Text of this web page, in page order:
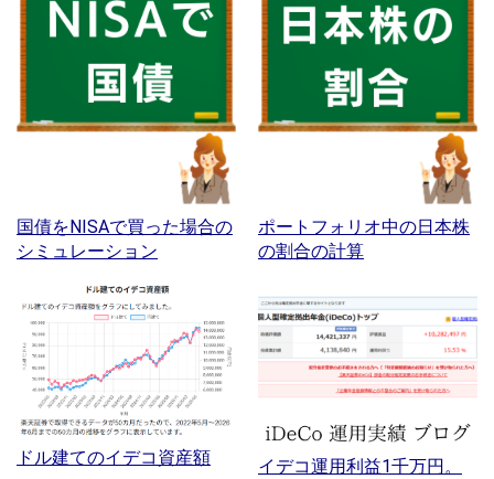
国債をNISAで買った場合の
シミュレーション
ポートフォリオ中の日本株
の割合の計算
ドル建てのイデコ資産額
イデコ運用利益1千万円。